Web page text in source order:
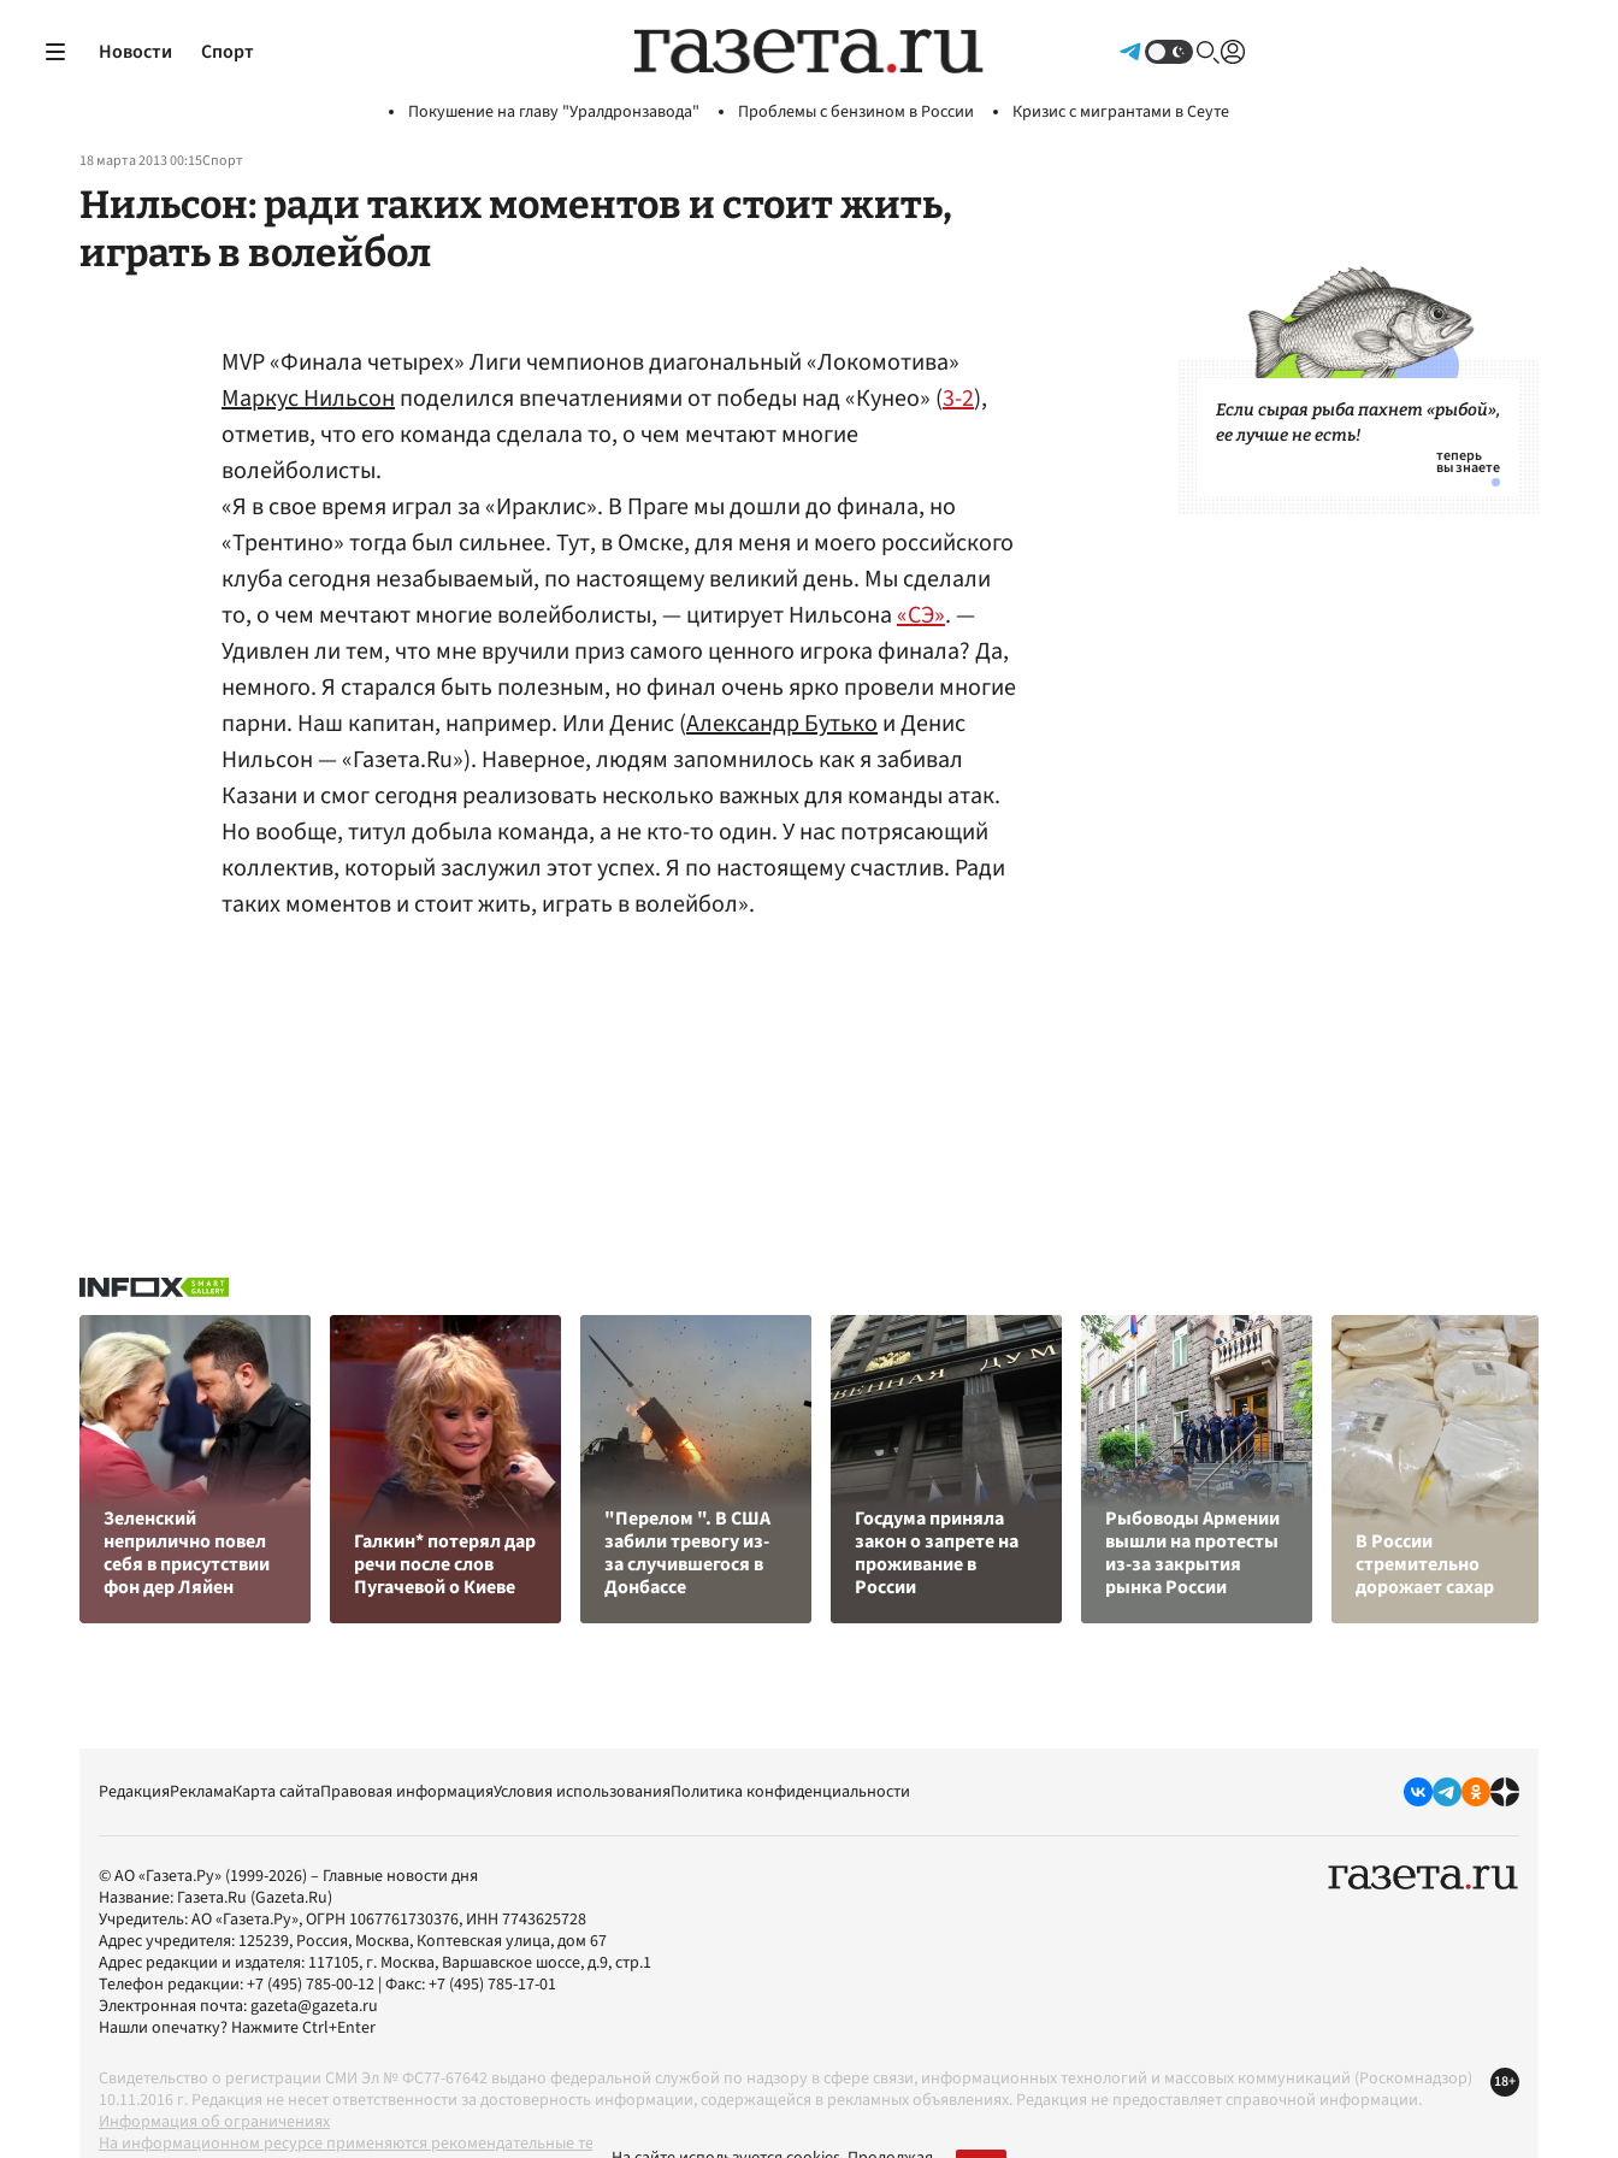
Новости Спорт
Покушение на главу "Уралдронзавода" Проблемы с бензином в России Кризис с мигрантами в Сеуте
18 марта 2013 00:15Спорт
Нильсон: ради таких моментов и стоит жить,
играть в волейбол
MVP «Финала четырех» Лиги чемпионов диагональный «Локомотива»
Маркус Нильсонподелился впечатлениями от победы над «Кунео» (3-2),
отметив, что его команда сделала то, о чем мечтают многие
волейболисты.
«Я в свое время играл за «Ираклис». В Праге мы дошли до финала, но
«Трентино» тогда был сильнее. Тут, в Омске, для меня и моего российского
клуба сегодня незабываемый, по настоящему великий день. Мы сделали
то, о чем мечтают многие волейболисты, — цитирует Нильсона«СЭ». —
Удивлен ли тем, что мне вручили приз самого ценного игрока финала? Да,
немного. Я старался быть полезным, но финал очень ярко провели многие
парни. Наш капитан, например. Или Денис (Александр Бутькои Денис
Нильсон — «Газета.Ru»). Наверное, людям запомнилось как я забивал
Казани и смог сегодня реализовать несколько важных для команды атак.
Но вообще, титул добыла команда, а не кто-то один. У нас потрясающий
коллектив, который заслужил этот успех. Я по настоящему счастлив. Ради
таких моментов и стоит жить, играть в волейбол».
Если сырая рыба пахнет «рыбой»,
ее лучше не есть!
Зеленский
неприлично повел
cебя в присутствии
фон дер Ляйен
Галкин* потерял дар
речи после слов
Пугачевой о Киеве
"Перелом ". В США
забили тревогу из-
за случившегося в
Донбассе
Госдума приняла
закон о запрете на
проживание в
России
Рыбоводы Армении
вышли на протесты
из-за закрытия
рынка России
В России
стремительно
дорожает сахар
РедакцияРекламаКарта сайтаПравовая информацияУсловия использованияПолитика конфиденциальности
© АО «Газета.Ру» (1999-2026) – Главные новости дня
Название: Газета.Ru (Gazeta.Ru)
Учредитель:АО «Газета.Ру», ОГРН 1067761730376, ИНН 7743625728
Адрес учредителя: 125239, Россия, Москва, Коптевская улица, дом 67
Адрес редакции и издателя: 117105, г. Москва, Варшавское шоссе, д.9, стр.1
Телефон редакции:+7 (495) 785-00-12 | Факс:+7 (495) 785-17-01
Электронная почта:gazeta@gazeta.ru
Нашли опечатку? Нажмите Ctrl+Enter
Свидетельство о регистрации СМИ Эл № ФС77-67642 выдано федеральной службой по надзору в сфере связи, информационных технологий и массовых коммуникаций (Роскомнадзор)
10.11.2016 г. Редакция не несет ответственности за достоверность информации, содержащейся в рекламных объявлениях. Редакция не предоставляет справочной информации.
Информация об ограничениях
На информационном ресурсе применяются рекомендательные технологии в соответствии с Правилами
18+